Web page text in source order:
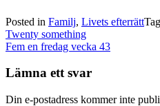
Posted in Familj, Livets efterrätt
Post
navigation
Twenty something
Fem en fredag vecka 43
Lämna ett svar
Din e-postadress kommer inte